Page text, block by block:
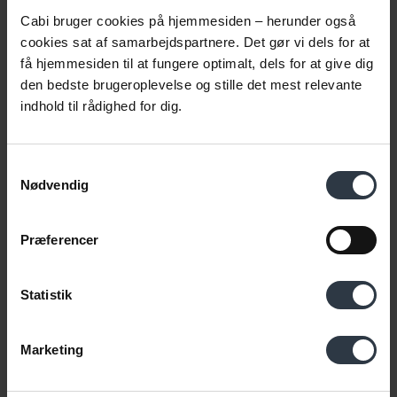
Cabi bruger cookies på hjemmesiden – herunder også
cookies sat af samarbejdspartnere. Det gør vi dels for at
få hjemmesiden til at fungere optimalt, dels for at give dig
den bedste brugeroplevelse og stille det mest relevante
indhold til rådighed for dig.
Nødvendig
Præferencer
Statistik
Marketing
Så spørg Cabi!
| Denne service er gratis for dig, fordi Cabi får offentlige
midler på finansloven |